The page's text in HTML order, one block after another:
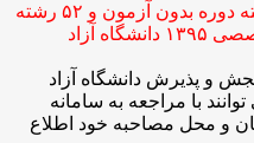
تاریخ، زمان و محل مصاحبه ۵۴ رشته دوره بدون آزمون و ۵۲ رشته
دیگر دوره پژوهش محور دکتری تخصصی ۱۳۹۵ دانشگاه آزاد
و پذیرش دانشگاه آزاد
با مراجعه به سامانه
و محل مصاحبه خود اطلاع